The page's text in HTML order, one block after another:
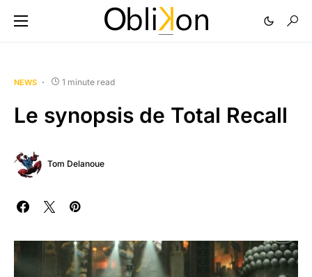
NEWS 1 minute read
Le synopsis de Total Recall
Tom Delanoue